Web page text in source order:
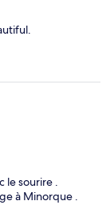
le sourire .
à Minorque .